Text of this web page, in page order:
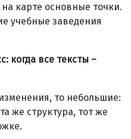
карте основные точки.
учебные заведения
когда все тексты –
то небольшие:
же структура, тот же